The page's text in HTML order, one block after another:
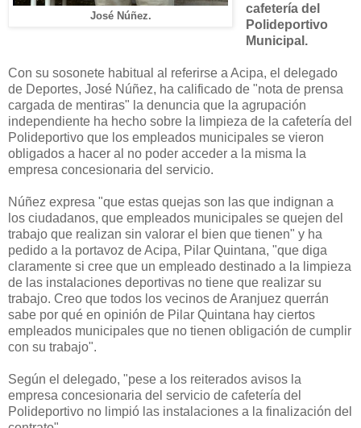
José Núñez.
cafetería del
Polideportivo
Municipal.
Con su sosonete habitual al referirse a Acipa, el delegado
de Deportes, José Núñez, ha calificado de "nota de prensa
cargada de mentiras" la denuncia que la agrupación
independiente ha hecho sobre la limpieza de la cafetería del
Polideportivo que los empleados municipales se vieron
obligados a hacer al no poder acceder a la misma la
empresa concesionaria del servicio.
Núñez expresa "que estas quejas son las que indignan a
los ciudadanos, que empleados municipales se quejen del
trabajo que realizan sin valorar el bien que tienen" y ha
pedido a la portavoz de Acipa, Pilar Quintana, "que diga
claramente si cree que un empleado destinado a la limpieza
de las instalaciones deportivas no tiene que realizar su
trabajo. Creo que todos los vecinos de Aranjuez querrán
sabe por qué en opinión de Pilar Quintana hay ciertos
empleados municipales que no tienen obligación de cumplir
con su trabajo".
Según el delegado, "pese a los reiterados avisos la
empresa concesionaria del servicio de cafetería del
Polideportivo no limpió las instalaciones a la finalización del